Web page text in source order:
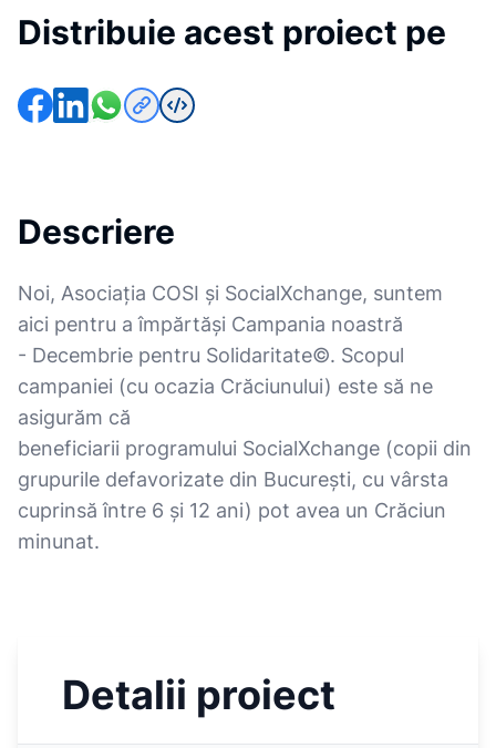
Distribuie acest proiect pe
Descriere
Noi, Asociația COSI și SocialXchange, suntem
aici pentru a împărtăși Campania noastră
- Decembrie pentru Solidaritate©️. Scopul
campaniei (cu ocazia Crăciunului) este să ne
asigurăm că
beneficiarii programului SocialXchange (copii din
grupurile defavorizate din București, cu vârsta
cuprinsă între 6 și 12 ani) pot avea un Crăciun
minunat.
Detalii proiect